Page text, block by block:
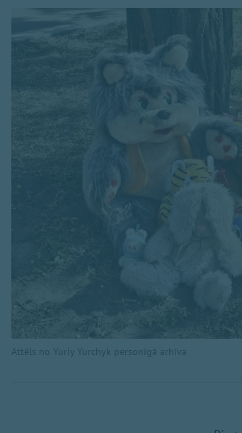
Attēls no Yuriy Yurchyk personīgā arhīva